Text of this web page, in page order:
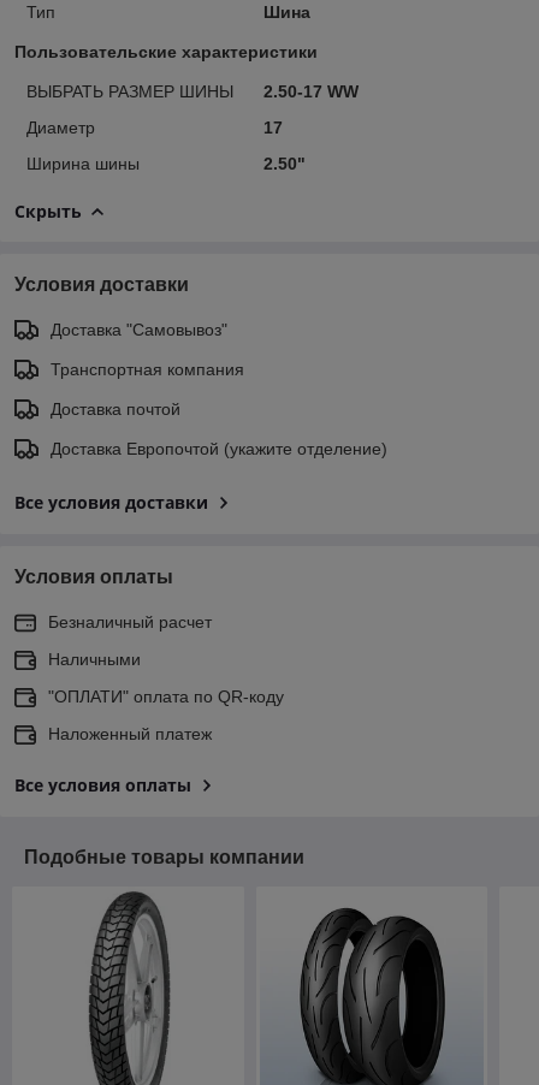
Тип
Шина
Пользовательские характеристики
ВЫБРАТЬ РАЗМЕР ШИНЫ
2.50-17 WW
Диаметр
17
Ширина шины
2.50"
Скрыть
Условия доставки
Доставка "Самовывоз"
Транспортная компания
Доставка почтой
Доставка Европочтой (укажите отделение)
Все условия доставки
Условия оплаты
Безналичный расчет
Наличными
"ОПЛАТИ" оплата по QR-коду
Наложенный платеж
Все условия оплаты
Подобные товары компании